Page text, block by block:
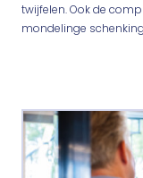
twijfelen. Ook de
mondelinge